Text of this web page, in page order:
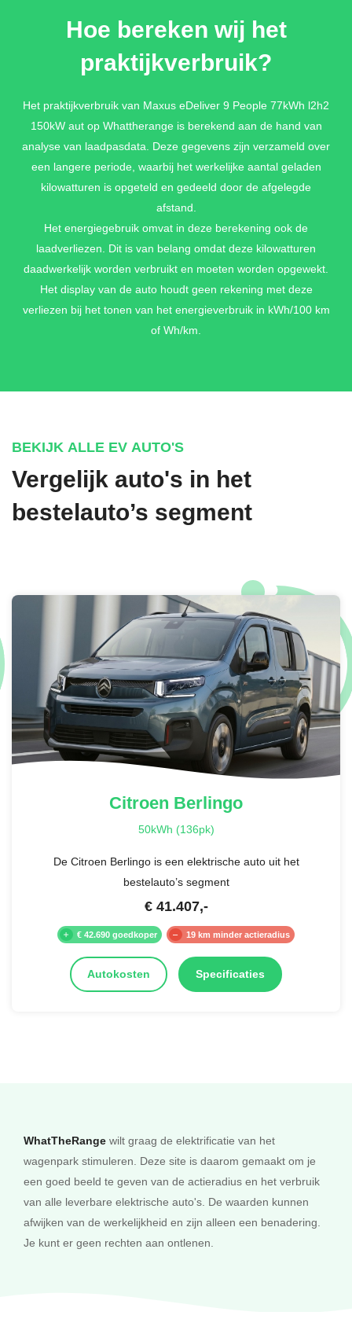
€ 1.192,-
€ 1.192,-
Hoe bereken wij het
praktijkverbruik?
Het praktijkverbruik van Maxus eDeliver 9 People 77kWh l2h2
150kW aut op Whattherange is berekend aan de hand van
analyse van laadpasdata. Deze gegevens zijn verzameld over
een langere periode, waarbij het werkelijke aantal geladen
kilowatturen is opgeteld en gedeeld door de afgelegde
afstand.
Het energiegebruik omvat in deze berekening ook de
laadverliezen. Dit is van belang omdat deze kilowatturen
daadwerkelijk worden verbruikt en moeten worden opgewekt.
Het display van de auto houdt geen rekening met deze
verliezen bij het tonen van het energieverbruik in kWh/100 km
of Wh/km.
BEKIJK ALLE EV AUTO'S
Vergelijk auto's in het
bestelauto’s segment
Citroen Berlingo
50kWh (136pk)
De Citroen Berlingo is een elektrische auto uit het
bestelauto’s segment
€ 41.407,-
€ 42.690 goedkoper 19 km minder actieradius
Autokosten Specificaties
WhatTheRange wilt graag de elektrificatie van het
wagenpark stimuleren. Deze site is daarom gemaakt om je
een goed beeld te geven van de actieradius en het verbruik
van alle leverbare elektrische auto's. De waarden kunnen
afwijken van de werkelijkheid en zijn alleen een benadering.
Je kunt er geen rechten aan ontlenen.